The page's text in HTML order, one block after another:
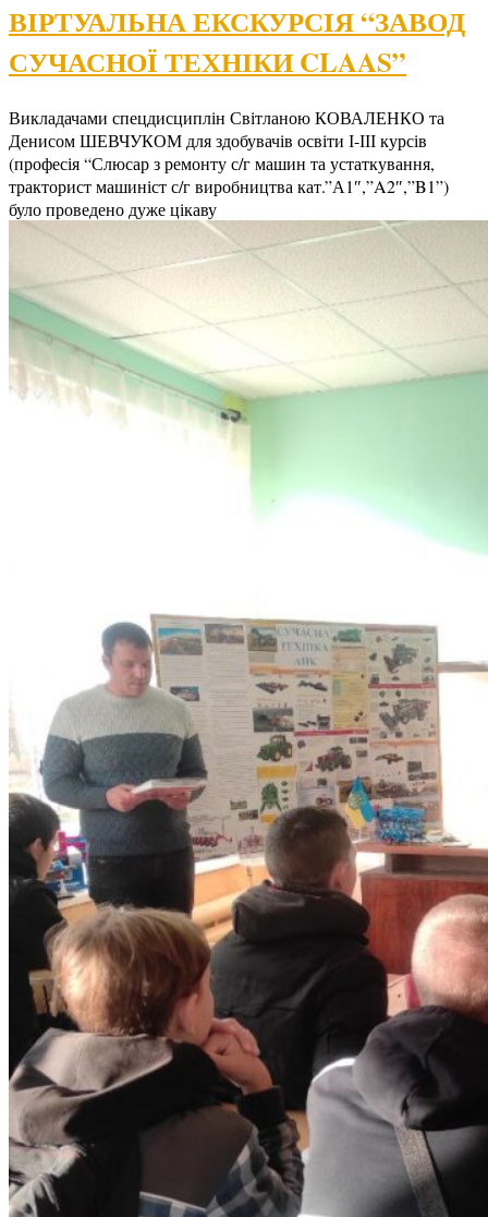
ВІРТУАЛЬНА ЕКСКУРСІЯ “ЗАВОД
СУЧАСНОЇ ТЕХНІКИ CLAAS”
Викладачами спецдисциплін Світланою КОВАЛЕНКО та
Денисом ШЕВЧУКОМ для здобувачів освіти І-ІІІ курсів
(професія “Слюсар з ремонту с/г машин та устаткування,
тракторист машиніст с/г виробництва кат.”А1″,”A2″,”B1”)
було проведено дуже цікаву